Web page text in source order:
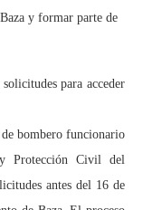
y formar parte de
para acceder
de bombero funcionario
Protección Civil del
antes del 16 de